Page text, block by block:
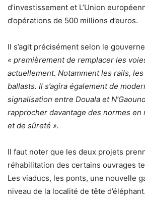
d’investissement et L’Union
d’opérations de 500 millions d’euros.
Il s’agit précisément selon le
« premièrement de remplacer les
actuellement. Notamment les rails,
ballasts. Il s’agira également de
signalisation entre Douala et
rapprocher davantage des normes en
et de sûreté ».
Il faut noter que les deux projets
réhabilitation des certains ouvrages
Les viaducs, les ponts, une nouvelle
niveau de la localité de tête